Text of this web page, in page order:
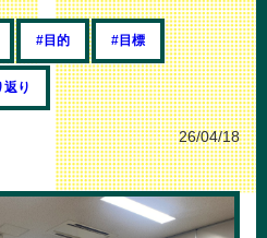
るかと思いますので、ま...
#目的 #目標
返り
26/04/18